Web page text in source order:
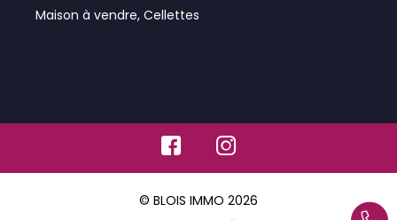
Maison à vendre, Cellettes
© BLOIS IMMO 2026